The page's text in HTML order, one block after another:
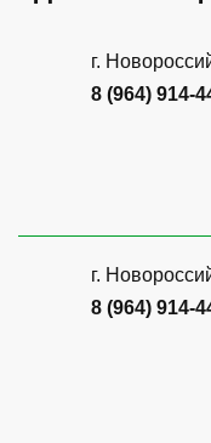
г.
8 (964) 914-
г.
8 (964) 914-